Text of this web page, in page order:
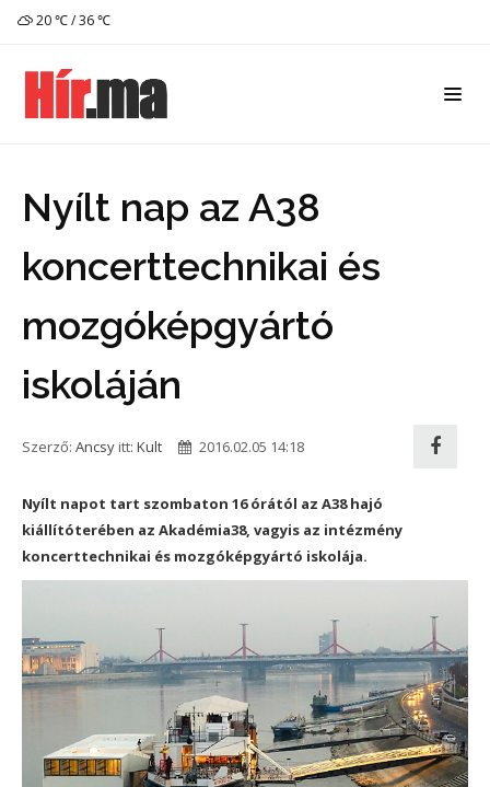
20 ℃ / 36 ℃
Nyílt nap az A38
koncerttechnikai és
mozgóképgyártó
iskoláján
Szerző: Ancsy itt: Kult 2016.02.05 14:18
Nyílt napot tart szombaton 16 órától az A38 hajó
kiállítóterében az Akadémia38, vagyis az intézmény
koncerttechnikai és mozgóképgyártó iskolája.